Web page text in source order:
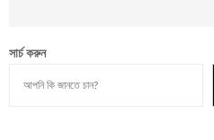
সার্চ করুন